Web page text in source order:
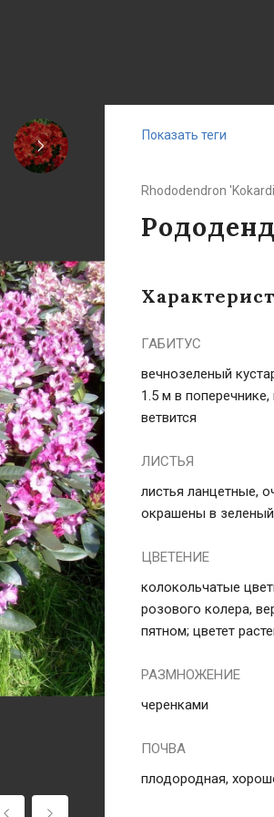
Показать теги
Rhododendron
ГАБИТУС
вечнозеленый
1.5 м в
ветвится
ЛИСТЬЯ
листья ланцетные,
окрашены в
ЦВЕТЕНИЕ
колокольчатые
розового колера,
пятном; цветет
РАЗМНОЖЕНИЕ
черенками
ПОЧВА
плодородная,